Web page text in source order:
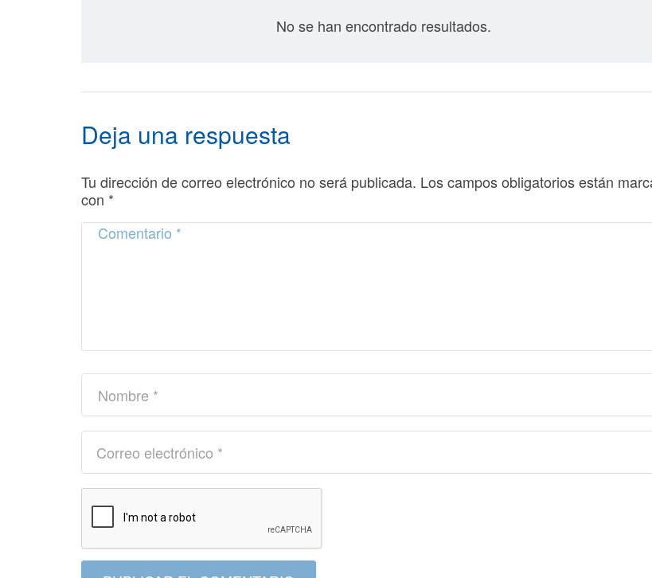
No se han encontrado resultados.
Deja una respuesta
Tu dirección de correo electrónico no será publicada. Los campos obligatorios están
con *